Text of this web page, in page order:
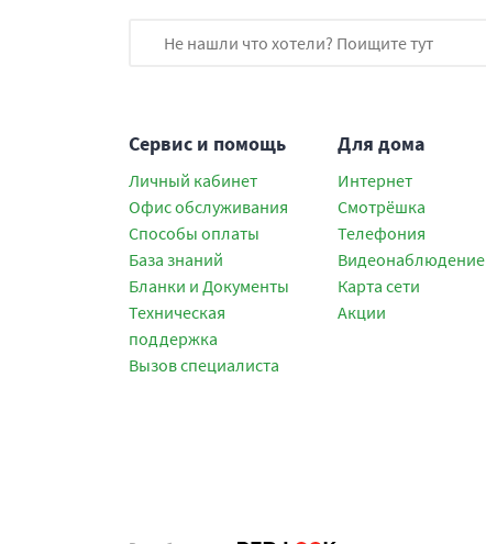
Сервис и помощь
Личный кабинет
Офис обслуживания
Способы оплаты
База знаний
Бланки и Документы
Техническая
поддержка
Вызов специалиста
Для дома
Интернет
Смотрёшка
Телефония
Видеонаблюдение
Карта сети
Акции